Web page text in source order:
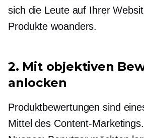
sich die Leute auf Ihrer
Produkte woanders.
2. Mit objektiven
anlocken
Produktbewertungen sind
Mittel des Content-